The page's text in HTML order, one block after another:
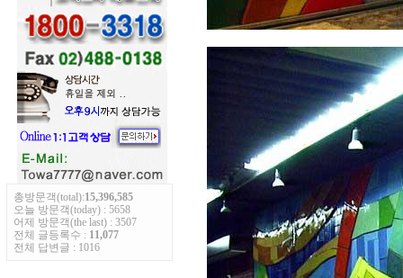
총방문객(total):15,396,585
오늘 방문객(today) : 5658
어제 방문객(the last) : 3507
전체 글등록수 : 11,077
전체 답변글 : 1016